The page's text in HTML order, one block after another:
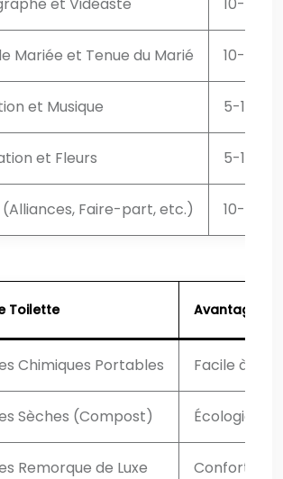
Mariée et Tenue du Marié 10-15%
et Musique 5-10%
et Fleurs 5-10%
Faire-part, etc.) 10-20%
Toilette Avantages
Chimiques Portables Facile à
Sèches (Compost) Écologique,
Remorque de Luxe Confort